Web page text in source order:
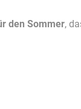
den Sommer,